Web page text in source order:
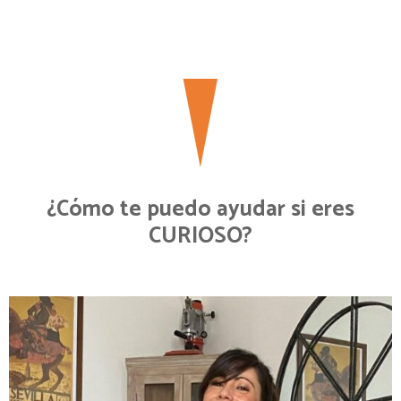
¿Cómo te puedo ayudar si eres
CURIOSO?